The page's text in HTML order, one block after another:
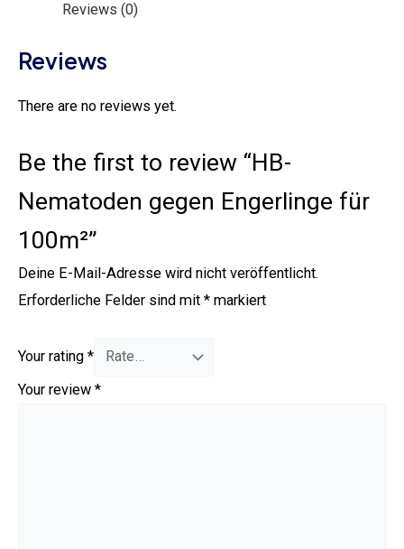
Reviews (0)
Reviews
There are no reviews yet.
Be the first to review “HB-
Nematoden gegen Engerlinge für
100m²”
Deine E-Mail-Adresse wird nicht veröffentlicht.
Erforderliche Felder sind mit * markiert
Your rating *
Your review *